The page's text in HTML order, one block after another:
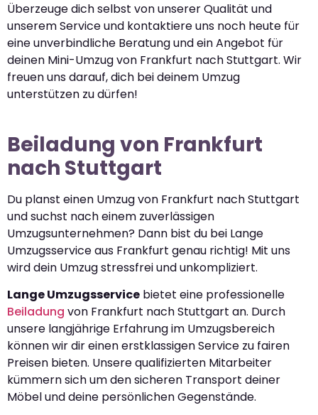
Überzeuge dich selbst von unserer Qualität und
unserem Service und kontaktiere uns noch heute für
eine unverbindliche Beratung und ein Angebot für
deinen Mini-Umzug von Frankfurt nach Stuttgart. Wir
freuen uns darauf, dich bei deinem Umzug
unterstützen zu dürfen!
Beiladung von Frankfurt
nach Stuttgart
Du planst einen Umzug von Frankfurt nach Stuttgart
und suchst nach einem zuverlässigen
Umzugsunternehmen? Dann bist du bei Lange
Umzugsservice aus Frankfurt genau richtig! Mit uns
wird dein Umzug stressfrei und unkompliziert.
Lange Umzugsservice bietet eine professionelle
Beiladung von Frankfurt nach Stuttgart an. Durch
unsere langjährige Erfahrung im Umzugsbereich
können wir dir einen erstklassigen Service zu fairen
Preisen bieten. Unsere qualifizierten Mitarbeiter
kümmern sich um den sicheren Transport deiner
Möbel und deine persönlichen Gegenstände.